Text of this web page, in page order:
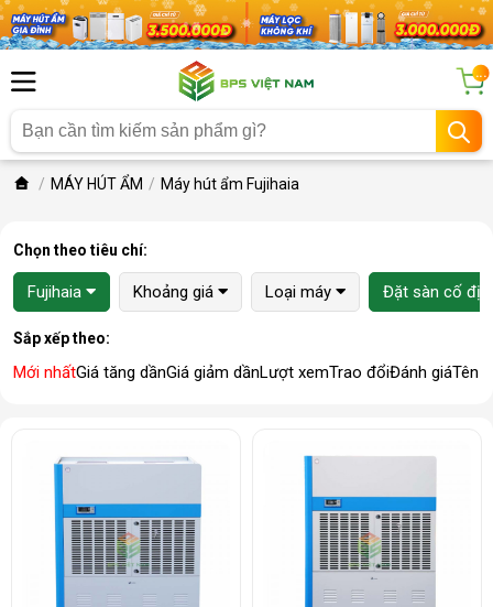
...
MÁY HÚT ẨM Máy hút ẩm Fujihaia
Chọn theo tiêu chí:
Fujihaia Khoảng giá Loại máy Đặt sàn cố
Sắp xếp theo:
Mới nhấtGiá tăng dầnGiá giảm dầnLượt xemTrao đổiĐánh giáTên